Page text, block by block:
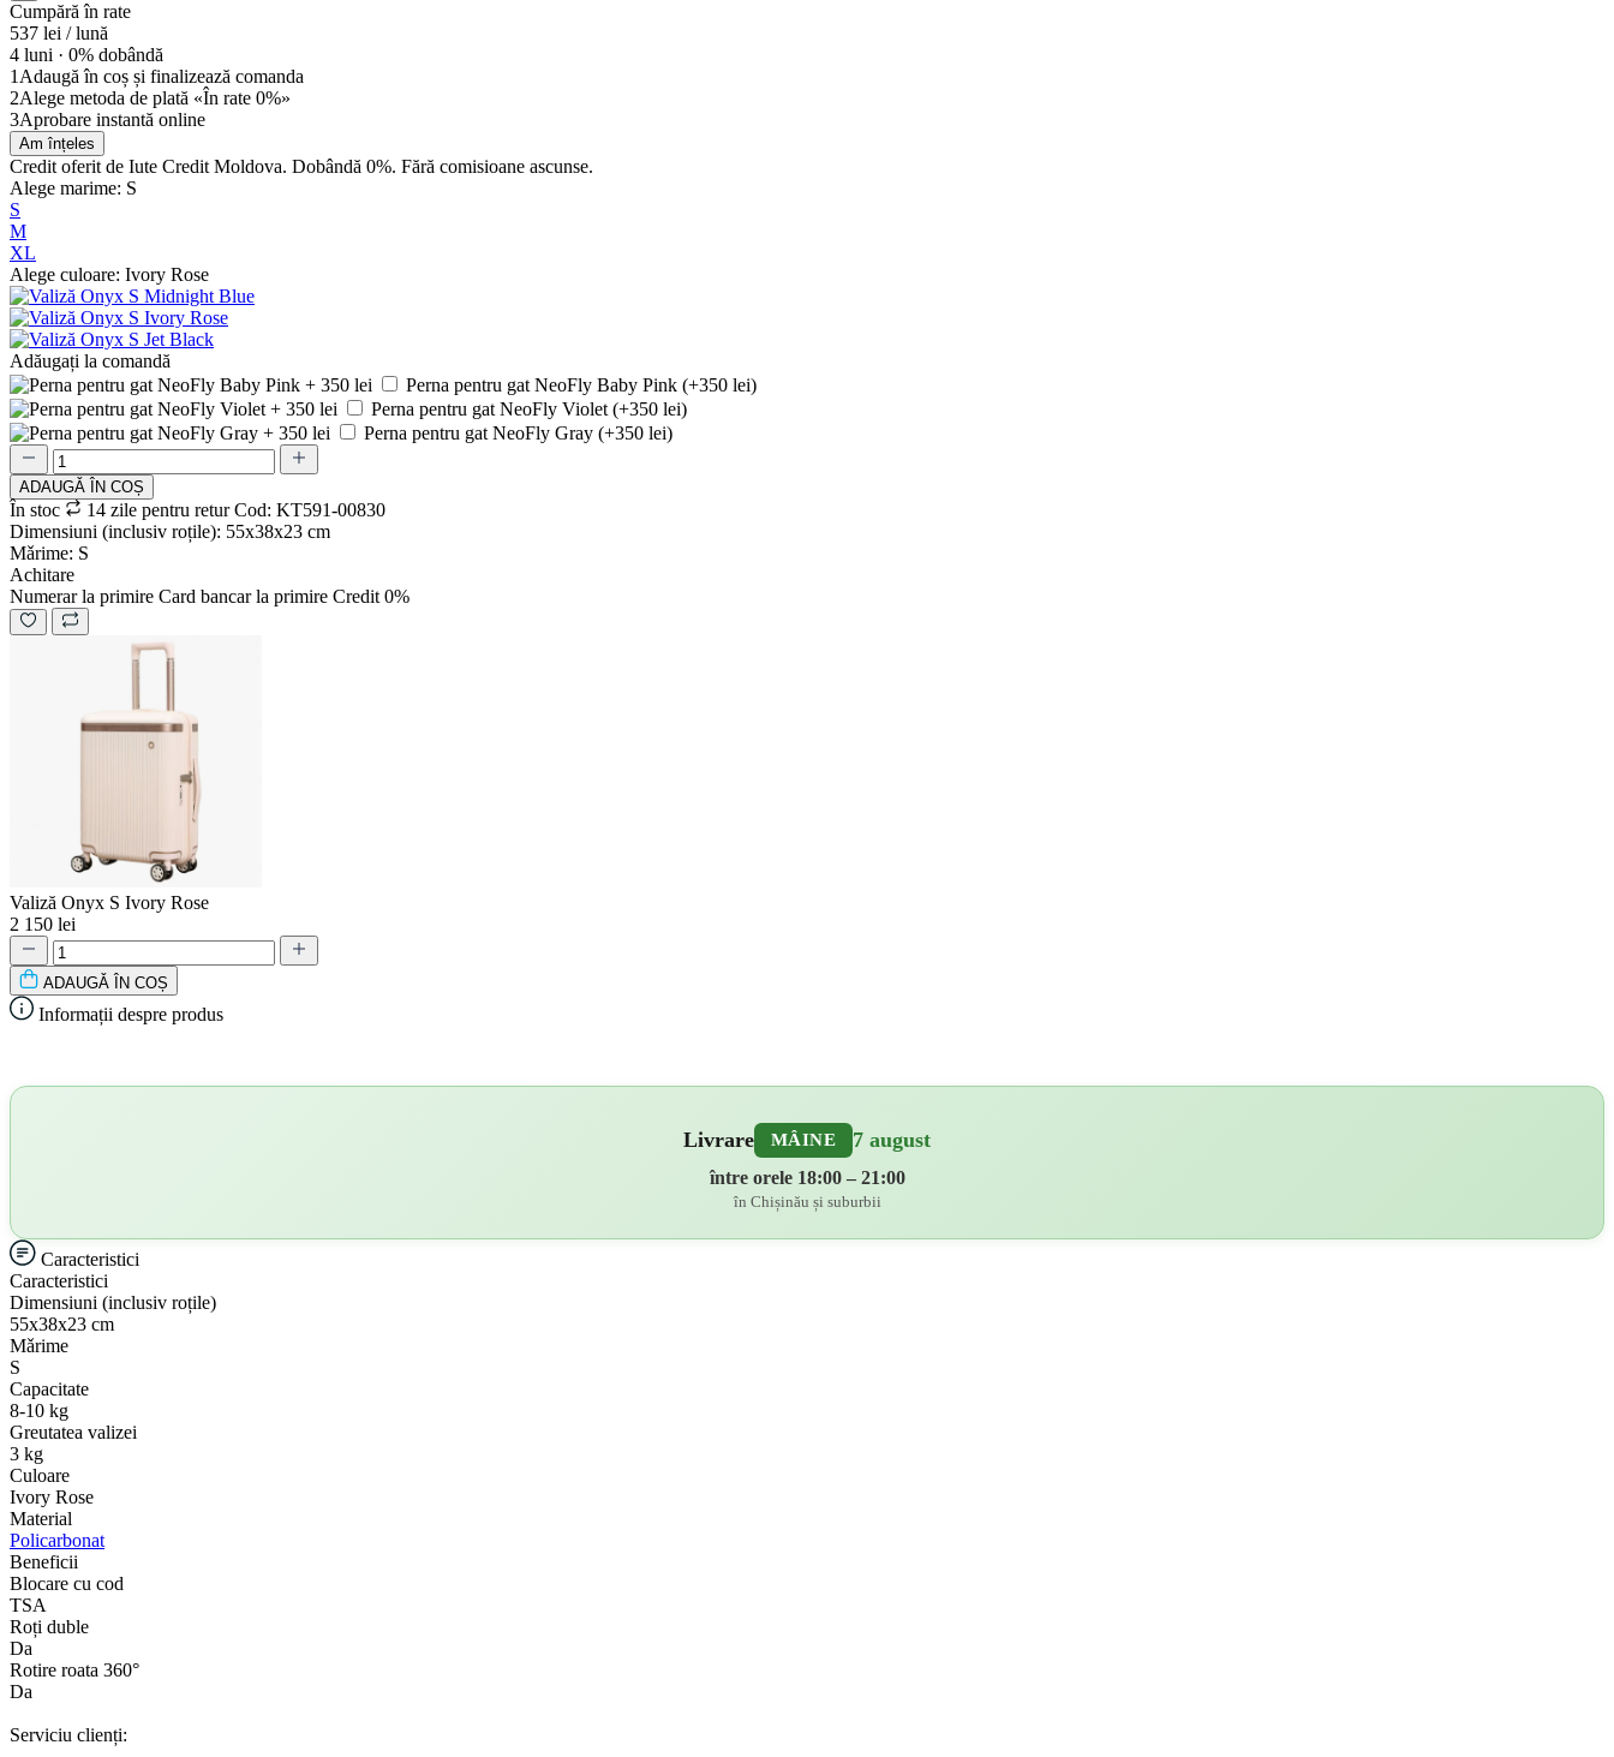
Cumpără în rate
537 lei / lună
4 luni · 0% dobândă
1 Adaugă în coș și finalizează comanda
2Alege metoda de plată «În rate 0%»
3Aprobare instantă online
Am înțeles
Credit oferit de Iute Credit Moldova. Dobândă 0%. Fără comisioane ascunse.
Alege marime: S
S
M
XL
Alege culoare: Ivory Rose
Adăugați la comandă
Perna pentru gat NeoFly Baby Pink (+350 lei)
Perna pentru gat NeoFly Violet (+350 lei)
Perna pentru gat NeoFly Gray (+350 lei)
ADAUGǍ ÎN COȘ
În stoc 14 zile pentru returCod: KT591-00830
Dimensiuni (inclusiv roțile): 55х38х23 cm
Mǎrime: S
Achitare
Numerar la primire Card bancar la primire Credit 0%
Valiză Onyx S Ivory Rose
2 150 lei
ADAUGǍ ÎN COȘ
Informații despre produs
Livrare MÂINE 7 august
între orele 18:00 – 21:00
în Chișinău și suburbii
Caracteristici
Caracteristici
Dimensiuni (inclusiv roțile)
55х38х23 cm
Mǎrime
S
Capacitate
8-10 kg
Greutatea valizei
3 kg
Culoare
Ivory Rose
Material
Policarbonat
Beneficii
Blocare cu cod
TSA
Roți duble
Da
Rotire roata 360°
Da
Serviciu clienți: